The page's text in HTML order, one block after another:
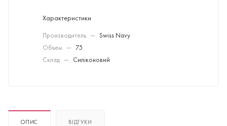
Характеристики
Производитель —
Swiss Navy
Объем
—
75
Склад
— Силіконовий
ОПИС ВІДГУКИ